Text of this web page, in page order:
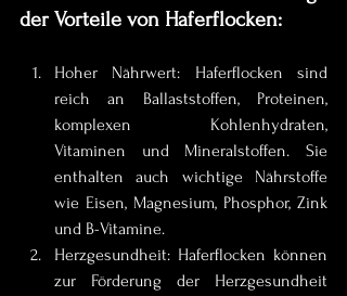
der Vorteile von Haferflocken:
Hoher Nährwert: Haferflocken sind
reich an Ballaststoffen, Proteinen,
komplexen Kohlenhydraten,
Vitaminen und Mineralstoffen. Sie
enthalten auch wichtige Nährstoffe
wie Eisen, Magnesium, Phosphor, Zink
und B-Vitamine.
Herzgesundheit: Haferflocken können
zur Förderung der Herzgesundheit